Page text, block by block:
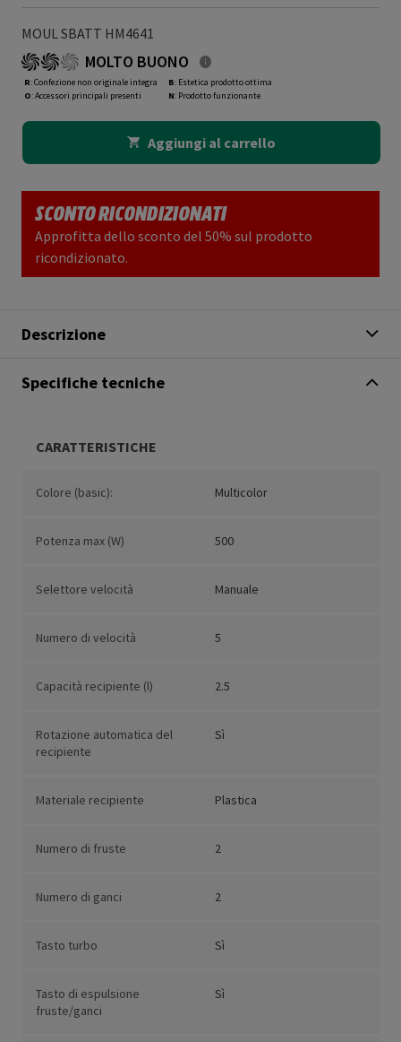
MOUL SBATT HM4641
MOLTO BUONO
R: Confezione non originale integra
O: Accessori principali presenti
B: Estetica prodotto ottima
N: Prodotto funzionante
Aggiungi al carrello
SCONTO RICONDIZIONATI
Approfitta dello sconto del 50% sul prodotto
ricondizionato.
Descrizione
Specifiche tecniche
CARATTERISTICHE
Colore (basic): Multicolor
Potenza max (W) 500
Selettore velocità Manuale
Numero di velocità 5
Capacità recipiente (l) 2.5
Rotazione automatica del
recipiente
Sì
Materiale recipiente Plastica
Numero di fruste 2
Numero di ganci 2
Tasto turbo Sì
Tasto di espulsione
fruste/ganci
Sì